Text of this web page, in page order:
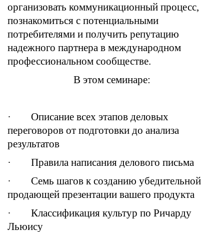
организовать коммуникационный процесс,
познакомиться с потенциальными
потребителями и получить репутацию
надежного партнера в международном
профессиональном сообществе.
В этом семинаре:
· Описание всех этапов деловых
переговоров от подготовки до анализа
результатов
· Правила написания делового письма
· Семь шагов к созданию убедительной
продающей презентации вашего продукта
· Классификация культур по Ричарду
Льюису